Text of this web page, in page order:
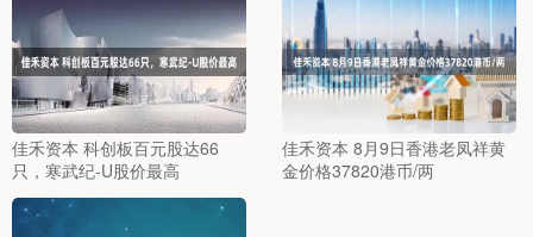
佳禾资本 科创板百元股达66
只，寒武纪-U股价最高
佳禾资本 8月9日香港老凤祥黄
金价格37820港币/两